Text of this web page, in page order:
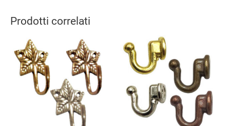
Prodotti correlati